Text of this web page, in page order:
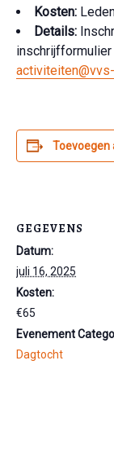
Kosten:
Details:
Toevoegen
GEGEVENS
Datum:
juli 16, 2025
Kosten:
€65
Evenement
Dagtocht